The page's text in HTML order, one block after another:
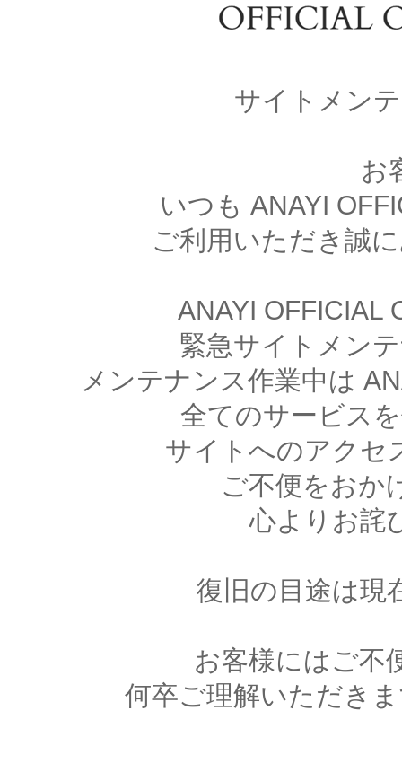
サイトメン
お
いつも ANAYI
ご利用いただき誠
ANAYI OFFICIAL
緊急サイトメン
メンテナンス作業中は
全てのサービス
サイトへのアクセ
ご不便をおか
心よりお詫
復旧の目途は現
お客様にはご不
何卒ご理解いただき